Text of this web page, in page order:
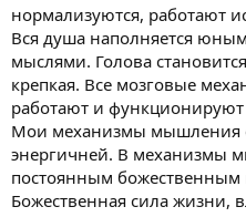
нормализуются, работают
Вся душа наполняется
мыслями. Голова
крепкая. Все мозговые
работают и
Мои механизмы мышления
энергичней. В механизмы
постоянным божественным
Божественная сила жизни,